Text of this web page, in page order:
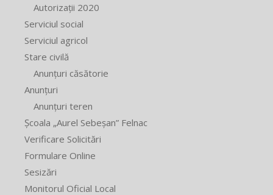
Autorizații 2020
Serviciul social
Serviciul agricol
Stare civilă
Anunțuri căsătorie
Anunțuri
Anunțuri teren
Școala „Aurel Sebeșan” Felnac
Verificare Solicitări
Formulare Online
Sesizări
Monitorul Oficial Local